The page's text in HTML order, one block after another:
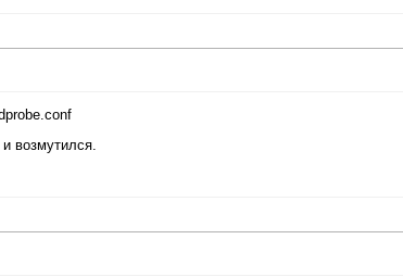
возмутился.